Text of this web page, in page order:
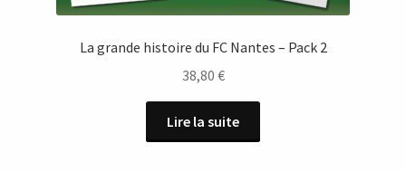
La grande histoire du FC Nantes – Pack 2
38,80 €
Lire la suite